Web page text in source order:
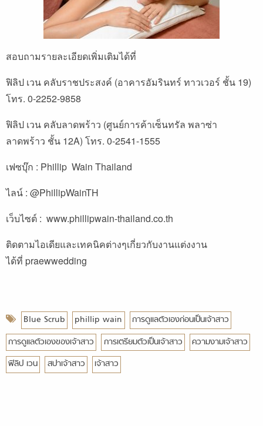
สอบถามรายละเอียดเพิ่มเติมได้ที่
ฟิลิป เวน คลับราชประสงค์ (อาคารอัมรินทร์ ทาวเวอร์ ชั้น 19)
โทร. 0-2252-9858
ฟิลิป เวน คลับลาดพร้าว (ศูนย์การค้าเซ็นทรัล พลาซ่า
ลาดพร้าว ชั้น 12A) โทร. 0-2541-1555
เฟซบุ๊ก : Phillip Wain Thailand
ไลน์ : @PhillipWainTH
เว็บไซต์ : www.phillipwain-thailand.co.th
ติดตามไอเดียและเทคนิคต่างๆเกี่ยวกับงานแต่งงาน
ได้ที่ praewwedding
Blue Scrub phillip wain
การดูแลตัวเองก่อนเป็นเจ้าสาว
การดูแลตัวเองของเจ้าสาว
การเตรียมตัวเป็นเจ้าสาว
ความงามเจ้าสาว
ฟิลิป เวน
สปาเจ้าสาว เจ้าสาว